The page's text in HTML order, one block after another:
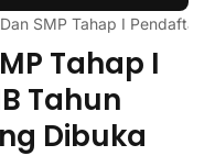
SMP Tahap I
Tahap I
Tahun
Dibuka